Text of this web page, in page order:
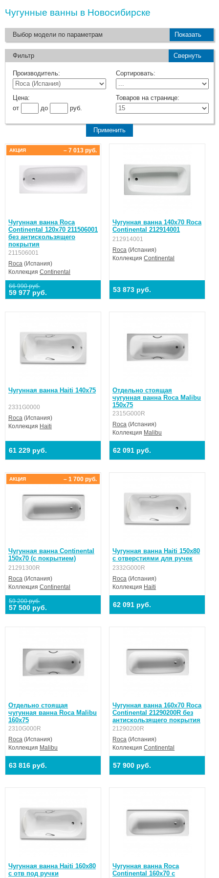
Чугунные ванны в Новосибирске
Выбор модели по параметрам Показать
Фильтр Свернуть
Производитель: Сортировать:
Цена:
от
до руб.
Товаров на странице:
Чугунная ванна Roca
Continental 120x70 211506001
без антискользящего
покрытия
211506001
Roca (Испания)
Коллекция Continental
66 990 руб.
59 977 руб.
– 7 013 руб.
АКЦИЯ
Чугунная ванна 140х70 Roca
Continental 212914001
212914001
Roca (Испания)
КоллекцияContinental
53 873 руб.
Чугунная ванна Haiti 140x75
2331G0000
Roca (Испания)
Коллекция Haiti
61 229 руб.
Отдельно стоящая
чугунная ванна Roca Malibu
150х75
2315G000R
Roca (Испания)
Коллекция Malibu
62 091 руб.
Чугунная ванна Continental
150x70 (с покрытием)
21291300R
Roca (Испания)
Коллекция Continental
59 200 руб.
57 500 руб.
– 1 700 руб.
АКЦИЯ
Чугунная ванна Haiti 150х80
с отверстиями для ручек
2332G000R
Roca (Испания)
Коллекция Haiti
62 091 руб.
Отдельно стоящая
чугунная ванна Roca Malibu
160x75
2310G000R
Roca (Испания)
Коллекция Malibu
63 816 руб.
Чугунная ванна 160x70 Roca
Continental 21290200R без
антискользящего покрытия
21290200R
Roca (Испания)
КоллекцияContinental
57 900 руб.
Чугунная ванна Haiti 160x80
с отв под ручки
Чугунная ванна Roca
Continental 160x70 c